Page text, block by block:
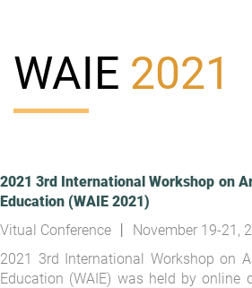
WAIE 2021
2021 3rd International Workshop on
Education (WAIE 2021)
Vitual Conference 丨 November 19-21,
2021 3rd International Workshop on
Education (WAIE) was held by online